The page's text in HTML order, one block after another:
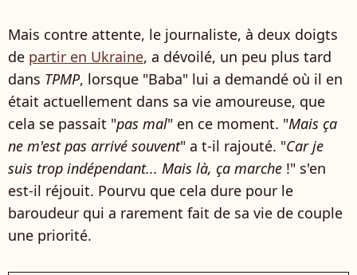
Mais contre attente, le journaliste, à deux doigts
de partir en Ukraine, a dévoilé, un peu plus tard
dans TPMP, lorsque "Baba" lui a demandé où il en
était actuellement dans sa vie amoureuse, que
cela se passait "pas mal" en ce moment. "Mais ça
ne m'est pas arrivé souvent" a t-il rajouté. "Car je
suis trop indépendant... Mais là, ça marche !" s'en
est-il réjouit. Pourvu que cela dure pour le
baroudeur qui a rarement fait de sa vie de couple
une priorité.